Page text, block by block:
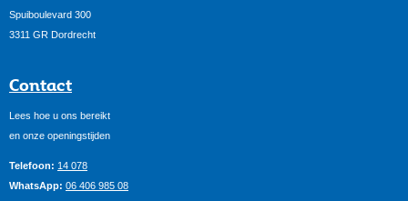
Spuiboulevard 300
3311 GR Dordrecht
Contact
Lees hoe u ons bereikt
en onze openingstijden
Telefoon: 14 078
WhatsApp: 06 406 985 08